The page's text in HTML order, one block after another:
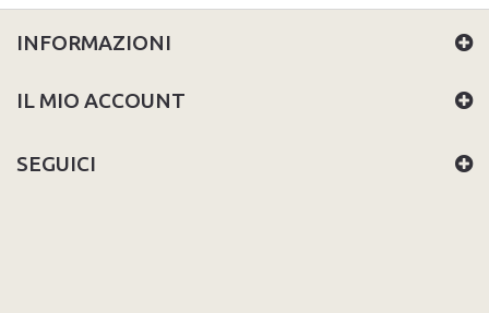
INFORMAZIONI
IL MIO ACCOUNT
SEGUICI